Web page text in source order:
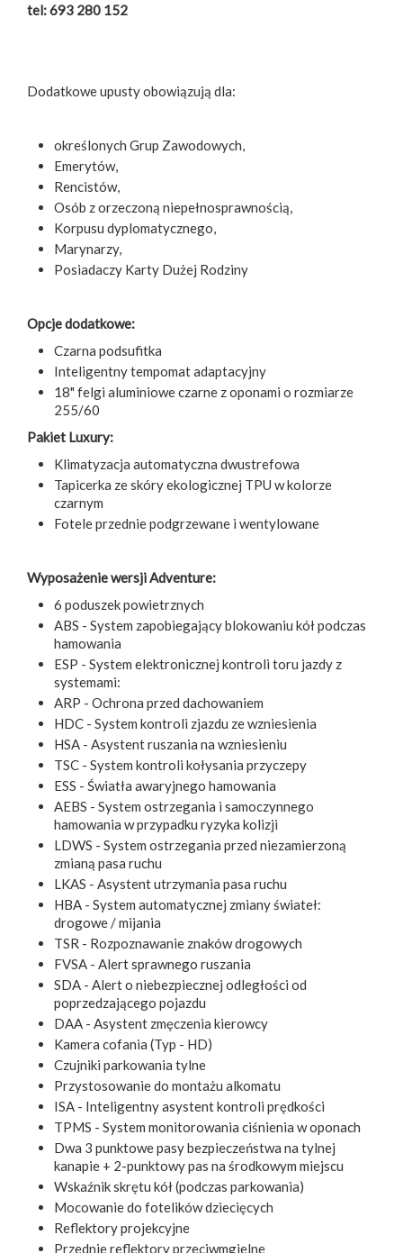
tel: 693 280 152
Dodatkowe upusty obowiązują dla:
określonych Grup Zawodowych,
Emerytów,
Rencistów,
Osób z orzeczoną niepełnosprawnością,
Korpusu dyplomatycznego,
Marynarzy,
Posiadaczy Karty Dużej Rodziny
Opcje dodatkowe:
Czarna podsufitka
Inteligentny tempomat adaptacyjny
18" felgi aluminiowe czarne z oponami o rozmiarze
255/60
Pakiet Luxury:
Klimatyzacja automatyczna dwustrefowa
Tapicerka ze skóry ekologicznej TPU w kolorze
czarnym
Fotele przednie podgrzewane i wentylowane
Wyposażenie wersji Adventure:
6 poduszek powietrznych
ABS - System zapobiegający blokowaniu kół podczas
hamowania
ESP - System elektronicznej kontroli toru jazdy z
systemami:
ARP - Ochrona przed dachowaniem
HDC - System kontroli zjazdu ze wzniesienia
HSA - Asystent ruszania na wzniesieniu
TSC - System kontroli kołysania przyczepy
ESS - Światła awaryjnego hamowania
AEBS - System ostrzegania i samoczynnego
hamowania w przypadku ryzyka kolizji
LDWS - System ostrzegania przed niezamierzoną
zmianą pasa ruchu
LKAS - Asystent utrzymania pasa ruchu
HBA - System automatycznej zmiany świateł:
drogowe / mijania
TSR - Rozpoznawanie znaków drogowych
FVSA - Alert sprawnego ruszania
SDA - Alert o niebezpiecznej odległości od
poprzedzającego pojazdu
DAA - Asystent zmęczenia kierowcy
Kamera cofania (Typ - HD)
Czujniki parkowania tylne
Przystosowanie do montażu alkomatu
ISA - Inteligentny asystent kontroli prędkości
TPMS - System monitorowania ciśnienia w oponach
Dwa 3 punktowe pasy bezpieczeństwa na tylnej
kanapie + 2-punktowy pas na środkowym miejscu
Wskaźnik skrętu kół (podczas parkowania)
Mocowanie do fotelików dziecięcych
Reflektory projekcyjne
Przednie reflektory przeciwmgielne